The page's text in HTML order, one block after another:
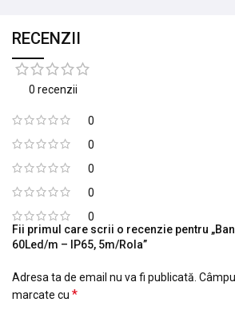
RECENZII
0 recenzii
0
0
0
0
0
Fii primul care scrii o recenzie pentru
60Led/m – IP65, 5m/Rola”
Adresa ta de email nu va fi publicată.
marcate cu *